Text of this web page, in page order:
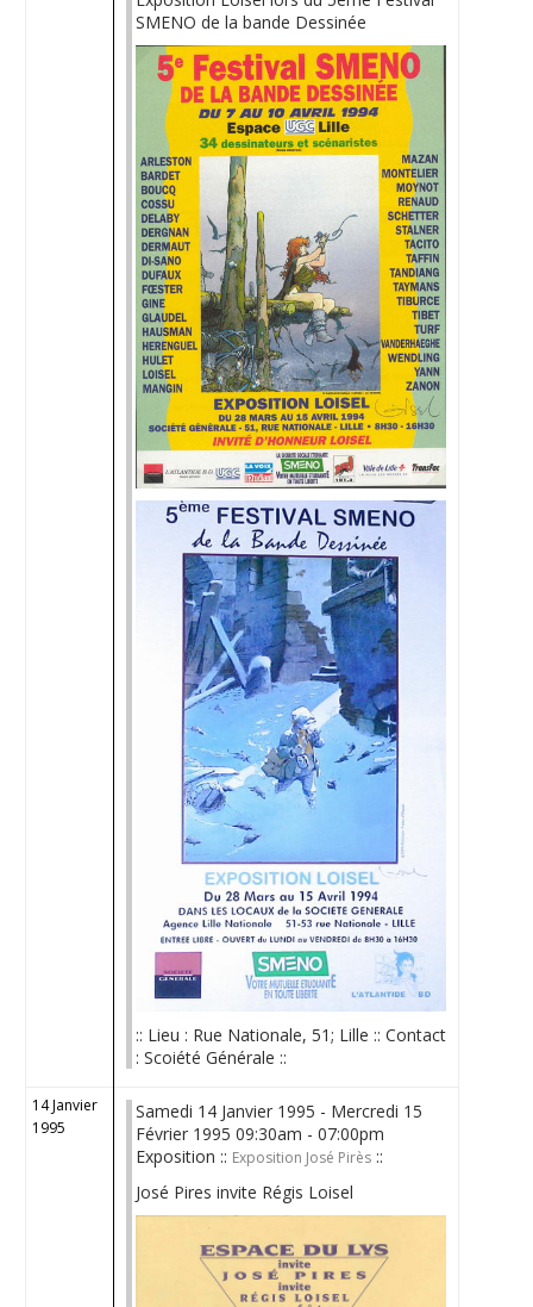
SMENO de la bande Dessinée
:: Lieu : Rue Nationale, 51; Lille :: Contact
: Scoiété Générale ::
14 Janvier
1995
Samedi 14 Janvier 1995 - Mercredi 15
Février 1995 09:30am - 07:00pm
Exposition :: Exposition José Pirès ::
José Pires invite Régis Loisel